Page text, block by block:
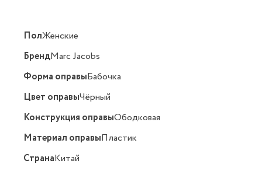
ПолЖенские
БрендMarc Jacobs
Форма оправыБабочка
Цвет оправыЧёрный
Конструкция оправыОбодковая
Материал оправыПластик
СтранаКитай